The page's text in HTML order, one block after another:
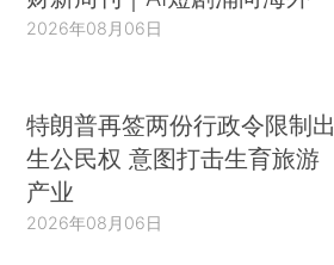
2026年08月06日
特朗普再签两份行政令限制出
生公民权 意图打击生育旅游
产业
2026年08月06日